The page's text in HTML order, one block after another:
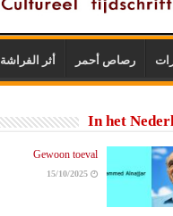
رصاص أحمر أثر الفراشة
In het
Gewoon toeval
15/10/2025